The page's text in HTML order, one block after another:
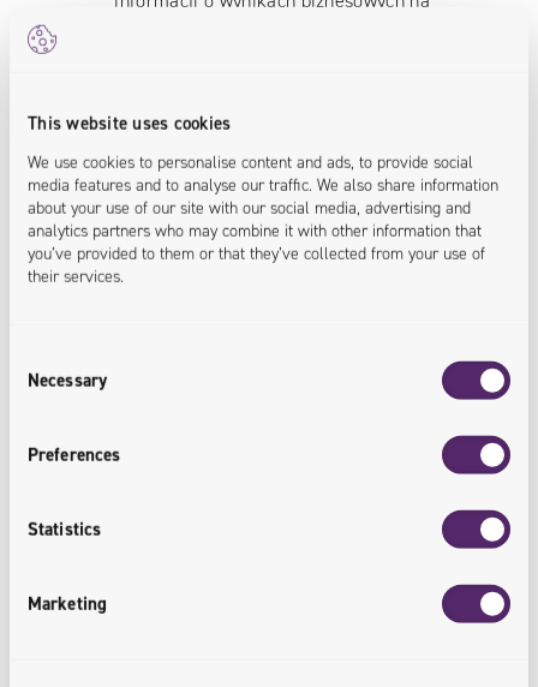
This website uses cookies
We use cookies to personalise content and ads, to provide social
media features and to analyse our traffic. We also share information
about your use of our site with our social media, advertising and
analytics partners who may combine it with other information that
you’ve provided to them or that they’ve collected from your use of
their services.
Selection
Necessary
Preferences
Statistics
Marketing
Usprawnienie procesów
kierunku.